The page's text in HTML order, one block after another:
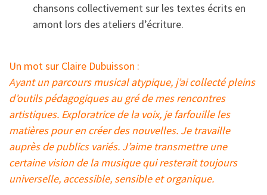
chansons collectivement sur les textes écrits en
amont lors des ateliers d’écriture.
Un mot sur Claire Dubuisson :
Ayant un parcours musical atypique, j’ai collecté pleins
d’outils pédagogiques au gré de mes rencontres
artistiques. Exploratrice de la voix, je farfouille les
matières pour en créer des nouvelles. Je travaille
auprès de publics variés. J’aime transmettre une
certaine vision de la musique qui resterait toujours
universelle, accessible, sensible et organique.